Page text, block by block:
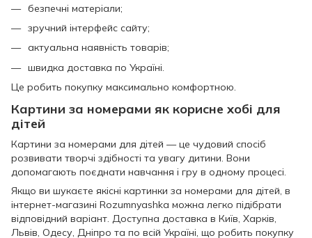
безпечні матеріали;
зручний інтерфейс сайту;
актуальна наявність товарів;
швидка доставка по Україні.
Це робить покупку максимально комфортною.
Картини за номерами як корисне хобі для
дітей
Картини за номерами для дітей — це чудовий спосіб
розвивати творчі здібності та увагу дитини. Вони
допомагають поєднати навчання і гру в одному процесі.
Якщо ви шукаєте якісні картинки за номерами для дітей, в
інтернет-магазині Rozumnyashka можна легко підібрати
відповідний варіант. Доступна доставка в Київ, Харків,
Львів, Одесу, Дніпро та по всій Україні, що робить покупку